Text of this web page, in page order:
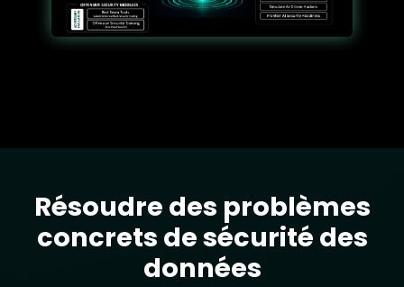
Text
Résoudre des problèmes
concrets de sécurité des
données